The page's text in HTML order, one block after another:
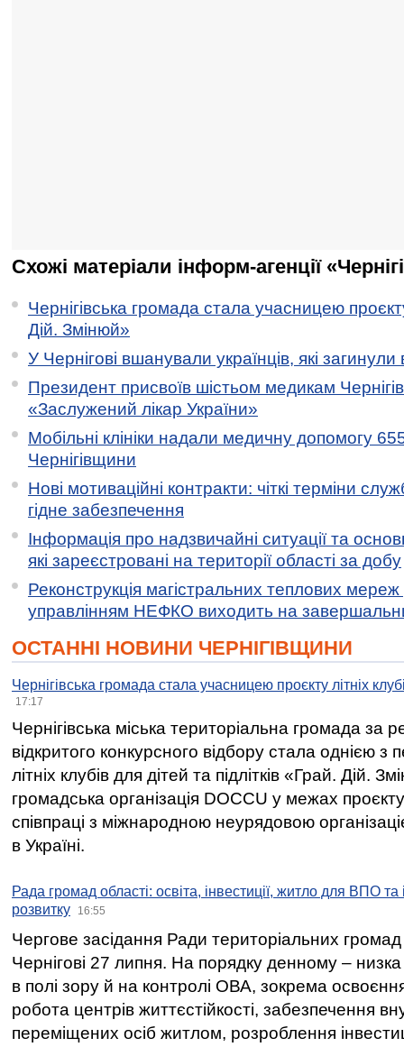
Схожі матеріали інформ-агенції
Чернігівська громада стала учасницею
Дій. Змінюй»
У Чернігові вшанували українців, які загинули
Президент присвоїв шістьом медикам
«Заслужений лікар України»
Мобільні клініки надали медичну допомогу
Чернігівщини
Нові мотиваційні контракти: чіткі терміни
гідне забезпечення
Інформація про надзвичайні ситуації та
які зареєстровані на території області за добу
Реконструкція магістральних теплових мереж
управлінням НЕФКО виходить на
ОСТАННІ НОВИНИ ЧЕРНІГІВЩИНИ
Чернігівська громада стала учасницею проєкту літніх
17:17
Чернігівська міська територіальна громада за
відкритого конкурсного відбору стала однією
літніх клубів для дітей та підлітків «Грай. Дій.
громадська організація DOCCU у межах
співпраці з міжнародною неурядовою
в Україні.
Рада громад області: освіта, інвестиції, житло для ВПО
розвитку
16:55
Чергове засідання Ради територіальних громад
Чернігові 27 липня. На порядку денному –
в полі зору й на контролі ОВА, зокрема освоєння
робота центрів життєстійкості, забезпечення
переміщених осіб житлом, розроблення